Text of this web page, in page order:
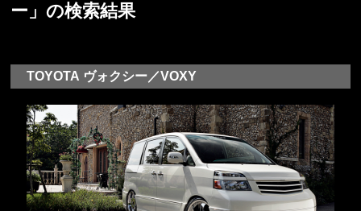
ー」の検索結果
TOYOTA ヴォクシー／VOXY